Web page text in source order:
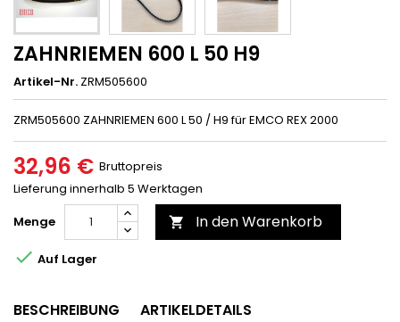
ZAHNRIEMEN 600 L 50 H9
Artikel-Nr. ZRM505600
ZRM505600 ZAHNRIEMEN 600 L 50 / H9 für EMCO REX 2000
32,96 € Bruttopreis
Lieferung innerhalb 5 Werktagen
Menge
 In den Warenkorb
 Auf Lager
BESCHREIBUNG ARTIKELDETAILS